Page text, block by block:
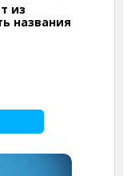
из
названия